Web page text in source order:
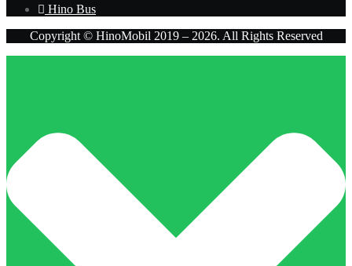
Hino Bus
Copyright © HinoMobil 2019 – 2026. All Rights Reserved